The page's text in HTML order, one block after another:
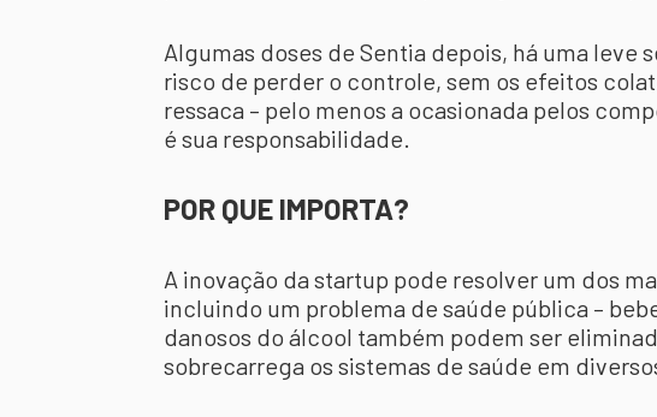
Algumas doses de Sentia depois, há uma leve
risco de perder o controle, sem os efeitos
ressaca – pelo menos a ocasionada pelos
é sua responsabilidade.
POR QUE IMPORTA?
A inovação da startup pode resolver um dos
incluindo um problema de saúde pública –
danosos do álcool também podem ser
sobrecarrega os sistemas de saúde em